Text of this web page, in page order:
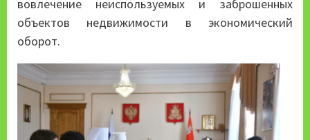
вовлечение неиспользуемых и заброшенных
объектов недвижимости в экономический
оборот.